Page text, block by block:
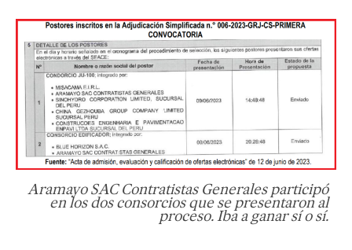
Aramayo SAC Contratistas Generales participó
en los dos consorcios que se presentaron al
proceso. Iba a ganar sí o sí.